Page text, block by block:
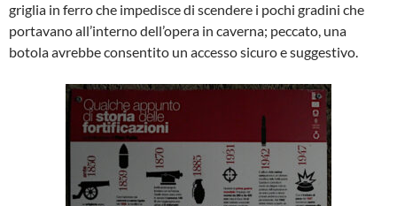
griglia in ferro che impedisce di scendere i pochi gradini che
portavano all’interno dell’opera in caverna; peccato, una
botola avrebbe consentito un accesso sicuro e suggestivo.